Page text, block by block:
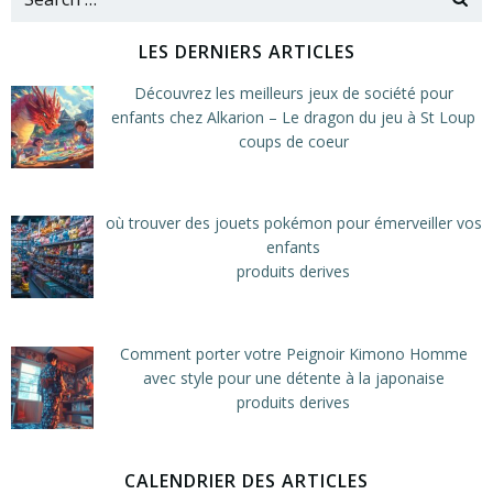
LES DERNIERS ARTICLES
Découvrez les meilleurs jeux de société pour
enfants chez Alkarion – Le dragon du jeu à St Loup
coups de coeur
où trouver des jouets pokémon pour émerveiller vos
enfants
produits derives
Comment porter votre Peignoir Kimono Homme
avec style pour une détente à la japonaise
produits derives
CALENDRIER DES ARTICLES